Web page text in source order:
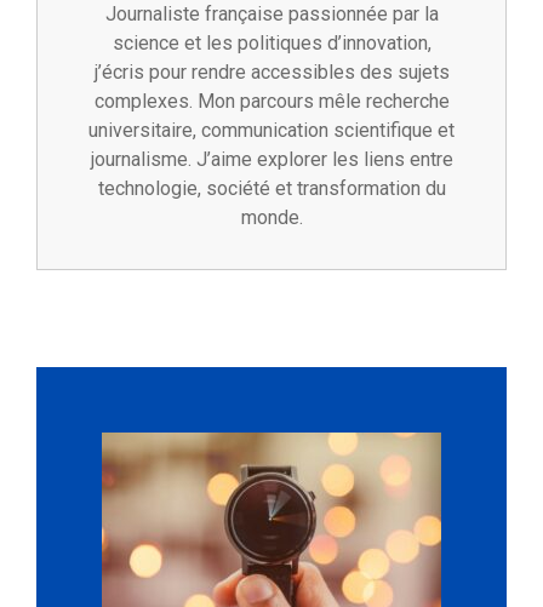
Journaliste française passionnée par la
science et les politiques d’innovation,
j’écris pour rendre accessibles des sujets
complexes. Mon parcours mêle recherche
universitaire, communication scientifique et
journalisme. J’aime explorer les liens entre
technologie, société et transformation du
monde.